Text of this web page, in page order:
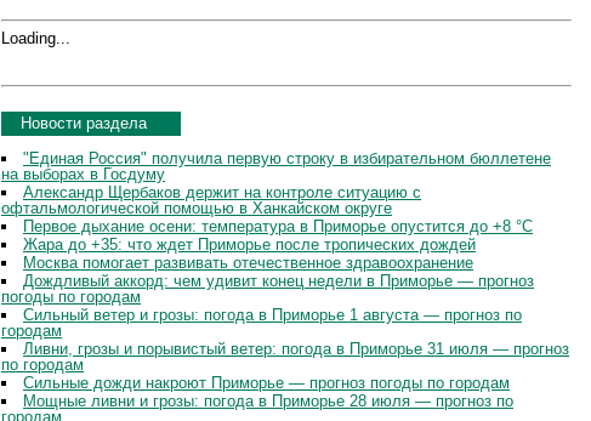
Loading...
Новости раздела
"Единая Россия" получила первую строку в избирательном бюллетене
на выборах в Госдуму
Александр Щербаков держит на контроле ситуацию с
офтальмологической помощью в Ханкайском округе
Первое дыхание осени: температура в Приморье опустится до +8 °C
Жара до +35: что ждет Приморье после тропических дождей
Москва помогает развивать отечественное здравоохранение
Дождливый аккорд: чем удивит конец недели в Приморье — прогноз
погоды по городам
Сильный ветер и грозы: погода в Приморье 1 августа — прогноз по
городам
Ливни, грозы и порывистый ветер: погода в Приморье 31 июля — прогноз
по городам
Сильные дожди накроют Приморье — прогноз погоды по городам
Мощные ливни и грозы: погода в Приморье 28 июля — прогноз по
городам